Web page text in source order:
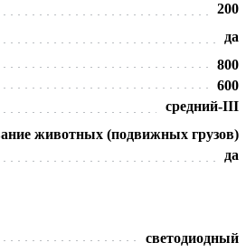
200
да
800
600
средний-III
животных (подвижных грузов)
да
светодиодный